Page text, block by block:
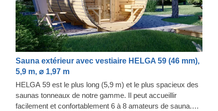
Sauna extérieur avec vestiaire HELGA 59 (46 mm),
5,9 m, ⌀ 1,97 m
HELGA 59 est le plus long (5,9 m) et le plus spacieux des
saunas tonneaux de notre gamme. Il peut accueillir
facilement et confortablement 6 à 8 amateurs de sauna.